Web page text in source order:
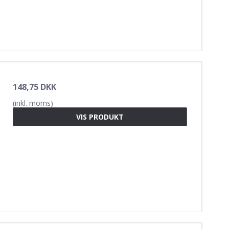
148,75 DKK
(inkl. moms)
VIS PRODUKT